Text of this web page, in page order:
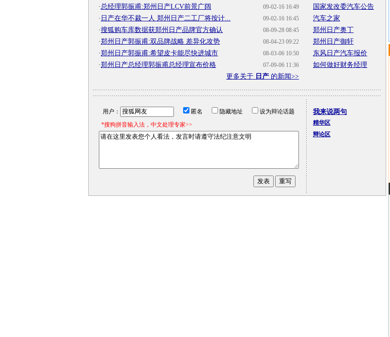
09-02-16 16:49
·总经理郭振甫:郑州日产LCV前景广阔
09-02-16 16:45
· 日产在华不裁一人 郑州日产二工厂将按计...
08-09-28 08:45
·搜狐购车库数据获郑州日产品牌官方确认
08-04-23 09:22
·郑州日产郭振甫:双品牌战略 差异化攻势
08-03-06 10:50
·郑州日产郭振甫:希望皮卡能尽快进城市
07-09-06 11:36
·郑州日产总经理郭振甫总经理宣布价格
更多关于 日产 的新闻>>
国家发改委汽车公告
汽车之家
郑州日产奥丁
郑州日产御轩
东风日产汽车报价
如何做好财务经理
用户： 匿名 隐藏地址
设为辩论话题
*搜狗拼音输入法，中文处理专家>>
我来说两句
精华区
辩论区